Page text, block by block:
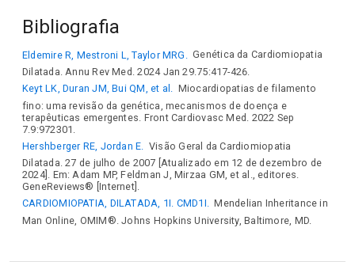
Bibliografia
Eldemire R, Mestroni L, Taylor MRG.
Genética da Cardiomiopatia
Dilatada. Annu Rev Med. 2024 Jan 29.75:417-426.
Keyt LK, Duran JM, Bui QM, et al. Miocardiopatias de filamento
fino: uma revisão da genética, mecanismos de doença e
terapêuticas emergentes. Front Cardiovasc Med. 2022 Sep
7.9:972301.
Hershberger RE, Jordan E.
Visão Geral da Cardiomiopatia
Dilatada. 27 de julho de 2007 [Atualizado em 12 de dezembro de
2024]. Em: Adam MP, Feldman J, Mirzaa GM, et al., editores.
GeneReviews® [Internet].
CARDIOMIOPATIA, DILATADA, 1I. CMD1I. Mendelian Inheritance in
Man Online, OMIM®. Johns Hopkins University, Baltimore, MD.